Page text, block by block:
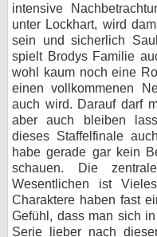
intensive
unter Lockhart, wird
sein und sicherlich
spielt Brodys Familie
wohl kaum noch eine
einen vollkommenen
auch wird. Darauf darf
aber auch bleiben
dieses Staffelfinale
habe gerade gar kein
schauen. Die
Wesentlichen ist
Charaktere haben fast
Gefühl, dass man sich
Serie lieber nach